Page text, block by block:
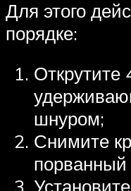
Для этого
порядке:
Открутите
шнуром;
Снимите
порванный